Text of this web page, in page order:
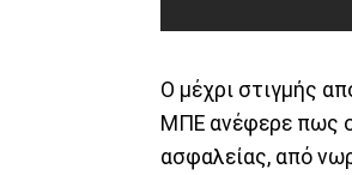
Ο μέχρι στιγμής
ΜΠΕ ανέφερε πως
ασφαλείας, από